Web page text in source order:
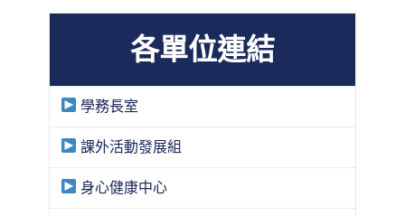
各單位連結
學務長室
課外活動發展組
身心健康中心